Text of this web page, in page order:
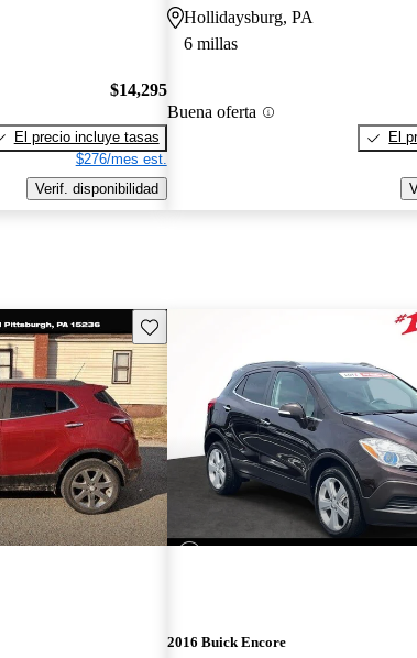
$14,295
El precio incluye tasas
$276/mes est.
Verif. disponibilidad
Hollidaysburg, PA
6 millas
Buena oferta
El
Guarda este Aviso
2016 Buick Encore